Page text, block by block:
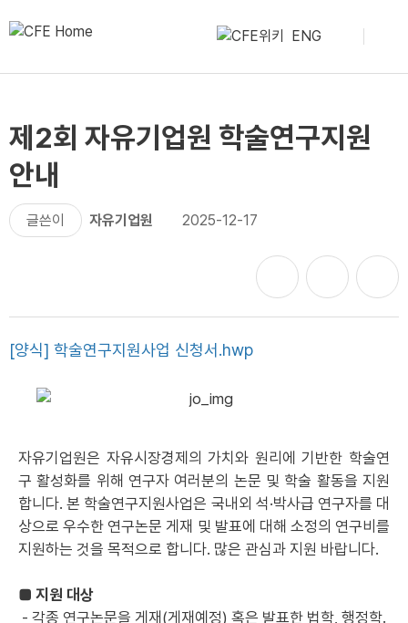
ENG
제2회 자유기업원 학술연구지원
안내
글쓴이 자유기업원 2025-12-17
[양식] 학술연구지원사업 신청서.hwp
자유기업원은 자유시장경제의 가치와 원리에 기반한 학술연
구 활성화를 위해 연구자 여러분의 논문 및 학술 활동을 지원
합니다. 본 학술연구지원사업은 국내외 석·박사급 연구자를 대
상으로 우수한 연구논문 게재 및 발표에 대해 소정의 연구비를
지원하는 것을 목적으로 합니다. 많은 관심과 지원 바랍니다.
■ 지원 대상
- 각종 연구논문을 게재(게재예정) 혹은 발표한 법학, 행정학․